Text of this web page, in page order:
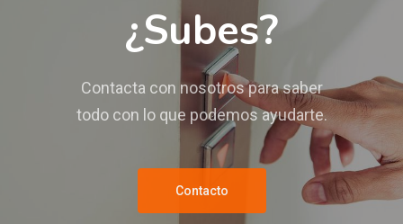
¿Subes?
Contacta con nosotros para saber
todo con lo que podemos ayudarte.
Contacto